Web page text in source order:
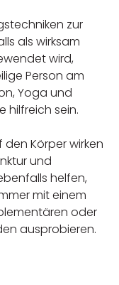
zur
als wirksam
wird,
Person am
Yoga und
hilfreich sein.
Körper wirken
und
helfen,
mit einem
oder
ausprobieren.